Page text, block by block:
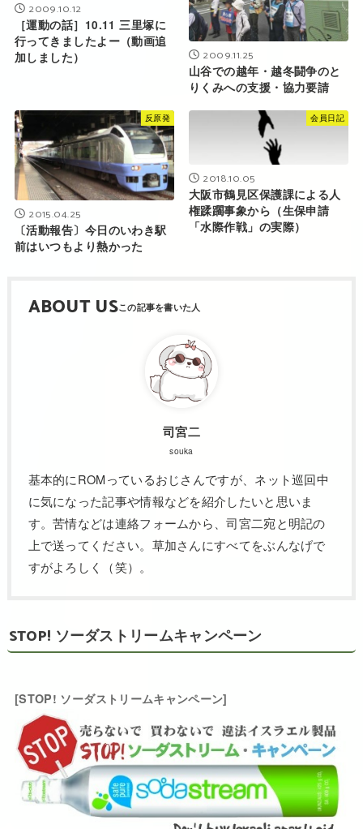
2009.10.12
［運動の話］10.11 三里塚に
行ってきましたよー（動画追
加しました）
2009.11.25
山谷での越年・越冬闘争のと
りくみへの支援・協力要請
反原発
2015.04.25
〔活動報告〕今日のいわき駅
前はいつもより熱かった
会員日記
2018.10.05
大阪市鶴見区保護課による人
権蹂躙事象から（生保申請
「水際作戦」の実際）
ABOUT US
司宮二
souka
基本的にROMっているおじさんですが、ネット巡回中
に気になった記事や情報などを紹介したいと思いま
す。苦情などは連絡フォームから、司宮二宛と明記の
上で送ってください。草加さんにすべてをぶんなげで
すがよろしく（笑）。
STOP! ソーダストリームキャンペーン
[STOP! ソーダストリームキャンペーン]